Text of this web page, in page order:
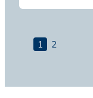
1 2